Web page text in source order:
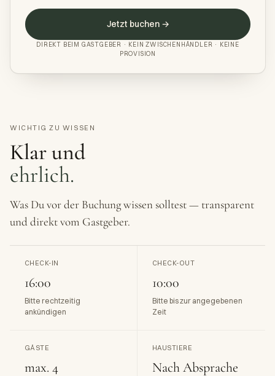
Jetzt buchen →
DIREKT BEIM GASTGEBER · KEIN ZWISCHENHÄNDLER · KEINE
PROVISION
WICHTIG ZU WISSEN
Klar und
ehrlich.
Was Du vor der Buchung wissen solltest — transparent
und direkt vom Gastgeber.
CHECK-IN
16:00
Bitte rechtzeitig
ankündigen
CHECK-OUT
10:00
Bitte bis zur angegebenen
Zeit
GÄSTE
max. 4
HAUSTIERE
Nach Absprache